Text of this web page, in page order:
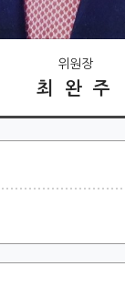
위원장
최 완 주